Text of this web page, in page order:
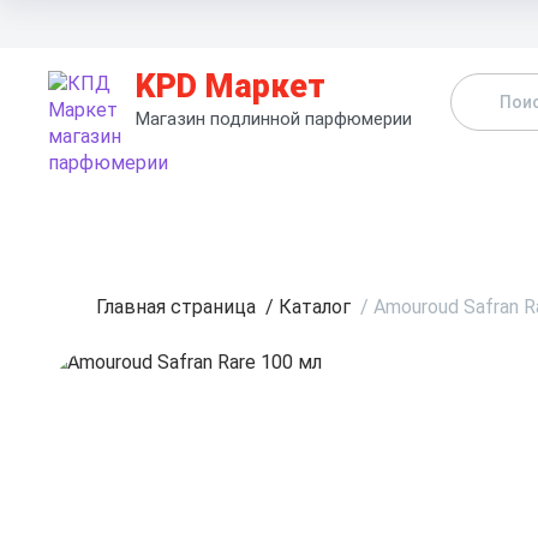
KPD Маркет
Магазин подлинной парфюмерии
Главная страница / Каталог / Amouroud Safran